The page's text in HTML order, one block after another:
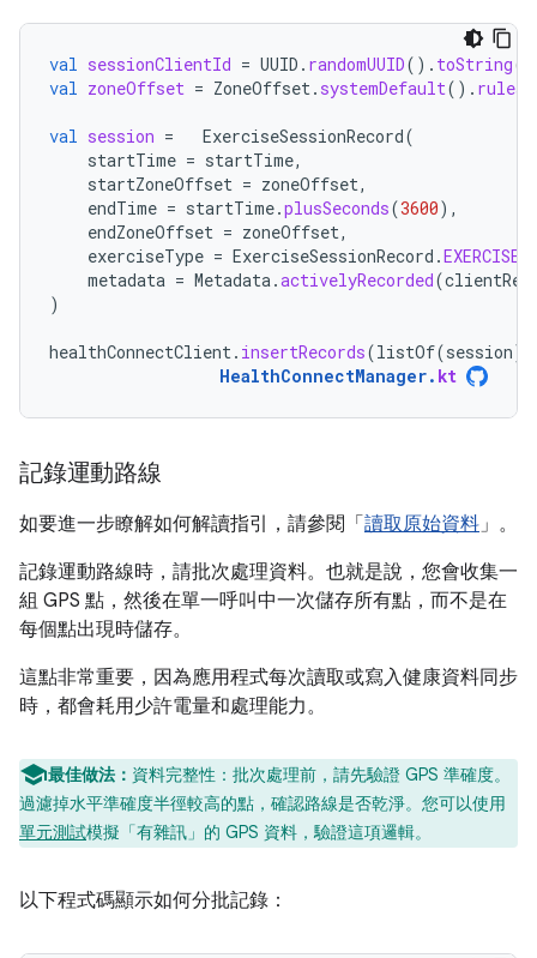
val sessionClientId = UUID . randomUUID(). toString()
val zoneOffset = ZoneOffset. systemDefault(). rules
val session = ExerciseSessionRecord(
startTime = startTime,
startZoneOffset = zoneOffset,
endTime = startTime.plusSeconds(3600),
endZoneOffset = zoneOffset,
exerciseType = ExerciseSessionRecord .
metadata = Metadata.activelyRecorded(
)
healthConnectClient. insertRecords(listOf(session))
HealthConnectManager. kt
記錄運動路線
如要進一步瞭解如何解讀指引，請參閱「 讀取原始資料」。
記錄運動路線時，請批次處理資料。也就是說，您會收集一
組 GPS 點，然後在單一呼叫中一次儲存所有點，而不是在
每個點出現時儲存。
這點非常重要，因為應用程式每次讀取或寫入健康資料同步
時，都會耗用少許電量和處理能力。
最佳做法： 資料完整性：批次處理前，請先驗證 GPS 準確度。
過濾掉水平準確度半徑較高的點，確認路線是否乾淨。您可以使用
單元測試模擬「有雜訊」的 GPS 資料，驗證這項邏輯。
以下程式碼顯示如何分批記錄：